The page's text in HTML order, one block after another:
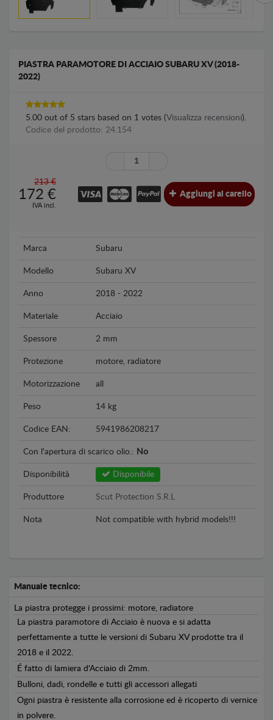
PIASTRA PARAMOTORE DI ACCIAIO SUBARU XV (2018-
2022)
5.00 out of 5 stars based on 1 votes (Visualizza recensioni).
Codice del prodotto: 24.154
213 €
172 €
IVA incl.
Aggiungi al carello
Marca Subaru
Modello Subaru XV
Anno 2018 - 2022
Materiale Acciaio
Spessore 2 mm
Protezione motore, radiatore
Motorizzazione all
Peso 14 kg
Codice EAN: 5941986208217
Con l'apertura di scarico olio.: No
Disponibilità Disponibile
Produttore Scut Protection S.R.L
Nota Not compatible with hybrid models!!!
Manuale tecnico:
La piastra protegge i prossimi: motore, radiatore
La piastra paramotore di Acciaio è nuova e si adatta
perfettamente a tutte le versioni di Subaru XV prodotte tra il
2018 e il 2022.
É fatto di lamiera d'Acciaio di 2mm.
Bulloni, dadi, rondelle e tutti gli accessori allegati
Ogni piastra è resistente alla corrosione ed è ricoperto di vernice
in polvere.